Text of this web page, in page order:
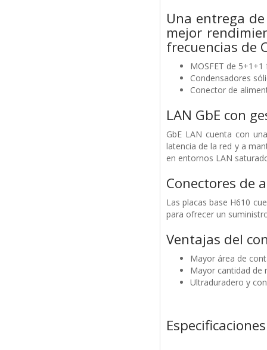
Una entrega
mejor
frecuencias de
MOSFET de
Condensadores
Conector de
LAN GbE con
GbE LAN cuenta con
latencia de la red y a
en entornos LAN
Conectores de
Las placas base H610
para ofrecer un
Ventajas del
Mayor área de
Mayor cantidad de
Ultraduradero y
Especificaciones